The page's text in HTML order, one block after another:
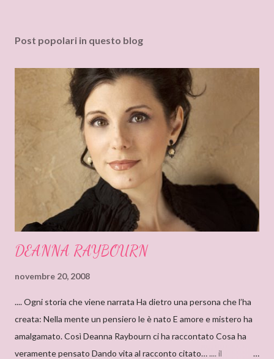
m
n
Post popolari in questo blog
DEANNA RAYBOURN
novembre 20, 2008
.... Ogni storia che viene narrata Ha dietro una persona che l’ha
creata: Nella mente un pensiero le è nato E amore e mistero ha
amalgamato. Così Deanna Raybourn ci ha raccontato Cosa ha
veramente pensato Dando vita al racconto citato… .... il